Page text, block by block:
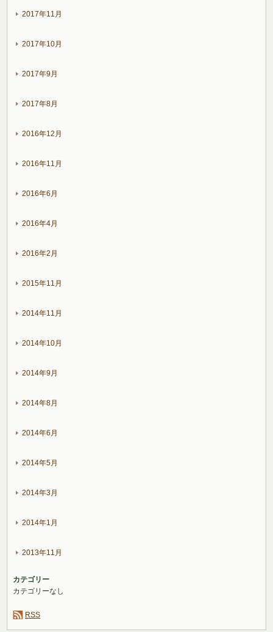
2017年11月
2017年10月
2017年9月
2017年8月
2016年12月
2016年11月
2016年6月
2016年4月
2016年2月
2015年11月
2014年11月
2014年10月
2014年9月
2014年8月
2014年6月
2014年5月
2014年3月
2014年1月
2013年11月
カテゴリー
カテゴリーなし
RSS